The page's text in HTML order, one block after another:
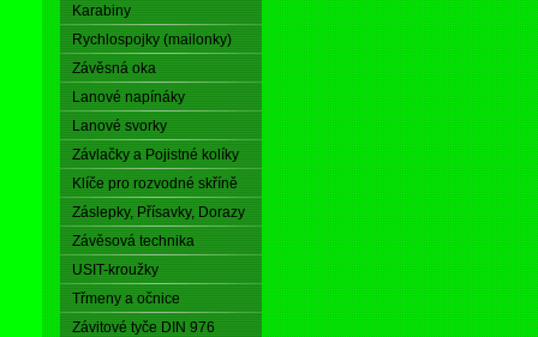
Karabiny
Rychlospojky (mailonky)
Závěsná oka
Lanové napínáky
Lanové svorky
Závlačky a Pojistné kolíky
Klíče pro rozvodné skříně
Záslepky, Přísavky, Dorazy
Závěsová technika
USIT-kroužky
Třmeny a očnice
Závitové tyče DIN 976